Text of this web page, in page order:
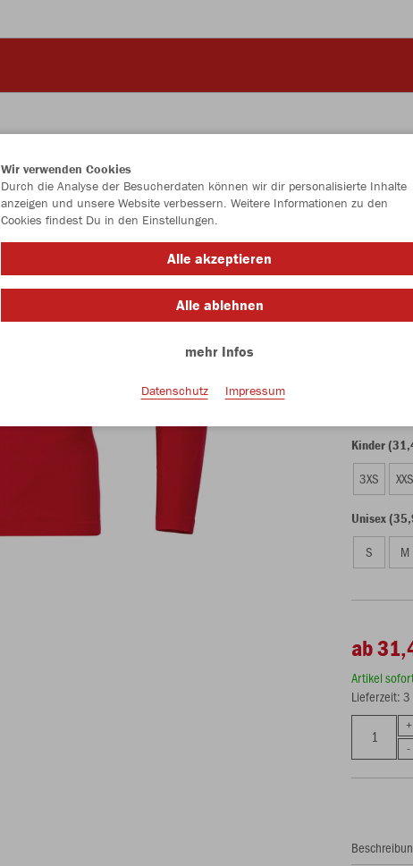
Kinder
3XS
Unisex
S M
ab
Artikel
Lieferzeit: 3
Wir verwenden Cookies
Durch die Analyse der Besucherdaten können wir dir personalisierte Inhalte
anzeigen und unsere Website verbessern. Weitere Informationen zu den
Cookies findest Du in den Einstellungen.
Alle akzeptieren
Alle ablehnen
mehr Infos
Datenschutz Impressum